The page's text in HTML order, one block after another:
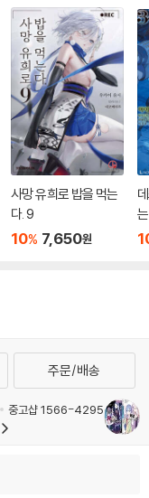
사망 유희로 밥을 먹는
다. 9
10% 7,650원
주문/배송
중고샵 1566-4295